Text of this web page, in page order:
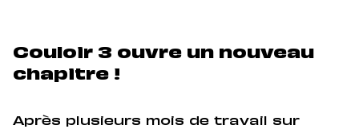
Couloir 3 ouvre un nouveau
chapitre !
Après plusieurs mois de travail sur